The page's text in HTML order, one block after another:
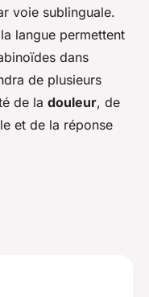
voie sublinguale.
langue permettent
dans
de plusieurs
de la douleur, de
et de la réponse